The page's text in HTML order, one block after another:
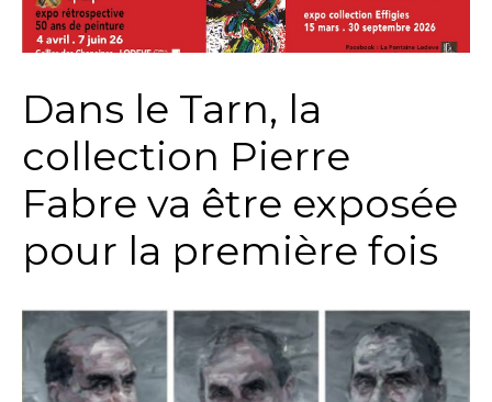
Dans le Tarn, la
collection Pierre
Fabre va être exposée
pour la première fois